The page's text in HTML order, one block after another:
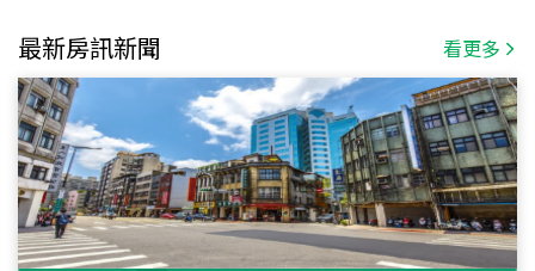
最新房訊新聞 看更多